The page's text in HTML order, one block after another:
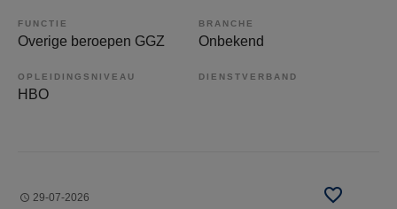
FUNCTIE
Overige beroepen GGZ
BRANCHE
Onbekend
OPLEIDINGSNIVEAU
HBO
DIENSTVERBAND
29-07-2026